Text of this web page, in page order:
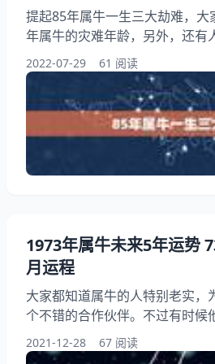
提起85年属牛一生三大劫难，
年属牛的灾难年龄，另外，还有
一生命运，你知道这是怎么回事
一生运势1985年出生的属牛人
就一起来看看85年属牛的灾难年
大家！ 85年属牛一生三大劫难
龄 属牛鼠年运势： 属牛人在年
一年，特别使工作方面，本年
2022-07-29 61 阅读
1973年属牛未来5年运势
月运程
大家都知道属牛的人特别老实，
个不错的合作伙伴。不过有时候
一些牛角尖，所以很容易沉不住
就会带来一些不好的结果。那么
2021-12-28 67 阅读